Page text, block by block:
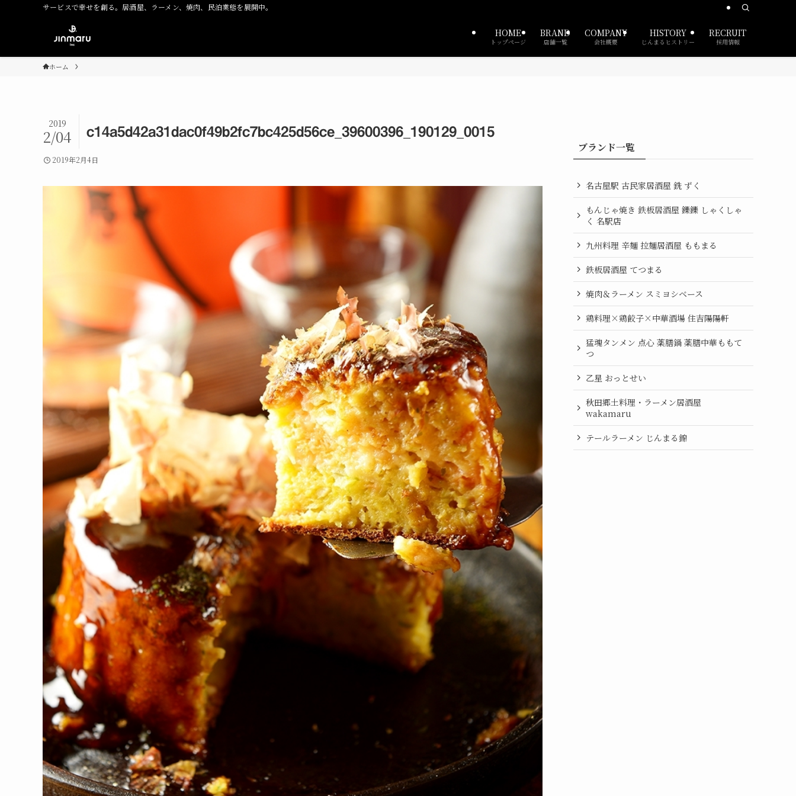
サービスで幸せを創る。居酒屋、ラーメン、焼肉、民泊業態を展開中。
HOME
トップページ
BRAND
店舗一覧
COMPANY
会社概要
HISTORY
じんまるヒストリー
RECRUIT
採用情報
ホーム
c14a5d42a31dac0f49b2fc7bc425d56ce_39600396_190129_0015
2019
2/04
2019年2月4日
ブランド一覧
名古屋駅 古民家居酒屋 銑 ずく
もんじゃ焼き 鉄板居酒屋 鑠鑠 しゃくしゃ
く 名駅店
九州料理 辛麺 拉麺居酒屋 ももまる
鉄板居酒屋 てつまる
焼肉＆ラーメン スミヨシベース
鶏料理×鶏餃子×中華酒場 住吉陽陽軒
猛魂タンメン 点心 薬膳鍋 薬膳中華ももて
つ
乙星 おっとせい
秋田郷土料理・ラーメン居酒屋
wakamaru
テールラーメン じんまる錦